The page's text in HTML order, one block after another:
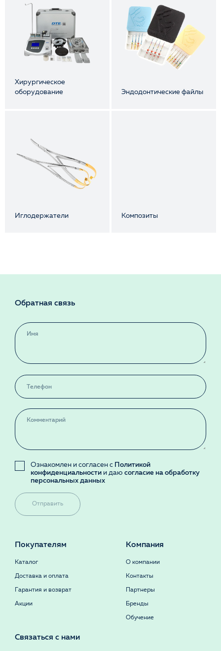
Хирургическое
оборудование
Эндодонтические файлы
Иглодержатели Композиты
Обратная связь
Ознакомлен и согласен с Политикой
конфиденциальности и даю согласие на обработку
персональных данных
Отправить
Покупателям
Каталог
Доставка и оплата
Гарантия и возврат
Акции
Компания
О компании
Контакты
Партнеры
Бренды
Обучение
Связаться с нами